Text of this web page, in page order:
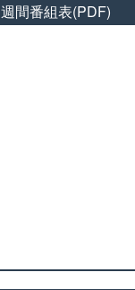
週間番組表(PDF)